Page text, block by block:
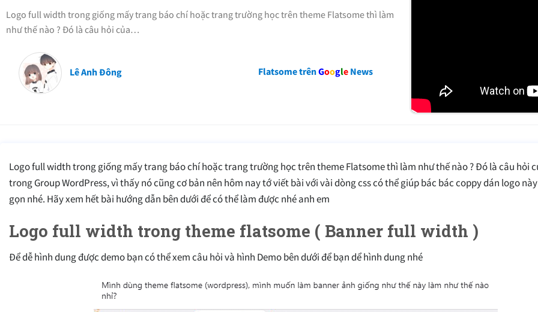
Logo full width trong giống mấy trang báo chí hoặc trang trường học trên theme Flatsome thì làm
như thế nào ? Đó là câu hỏi của…
Lê Anh Đông Flatsome trênGoogleNews
Logo full width trong giống mấy trang báo chí hoặc trang trường học trên theme Flatsome thì làm như thế nào ? Đó là câu hỏi
trong Group WordPress, vì thấy nó cũng cơ bản nên hôm nay tớ viết bài với vài dòng css có thể giúp bác bác coppy dán logo
gọn nhé. Hãy xem hết bài hướng dẫn bên dưới để có thể làm được nhé anh em
Logo full width trong theme flatsome ( Banner full width )
Để dễ hình dung được demo bạn có thể xem câu hỏi và hình Demo bên dưới để bạn dể hình dung nhé